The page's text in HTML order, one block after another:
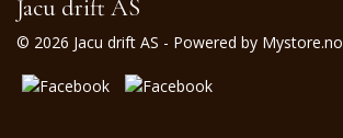
Jacu drift AS
© 2026 Jacu drift AS - Powered by Mystore.no